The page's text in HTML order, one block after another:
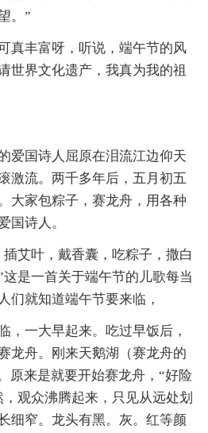
。”
丰富呀，听说，端午节的风
世界文化遗产，我真为我的祖
国诗人屈原在泪流江边仰天
激流。两千多年后，五月初五
家包粽子，赛龙舟，用各种
国诗人。
艾叶，戴香囊，吃粽子，撒白
是一首关于端午节的儿歌每当
们就知道端午节要来临，
一大早起来。吃过早饭后，
龙舟。刚来天鹅湖（赛龙舟的
原来是就要开始赛龙舟，“好险
观众沸腾起来，只见从远处划
细窄。龙头有黑。灰。红等颜